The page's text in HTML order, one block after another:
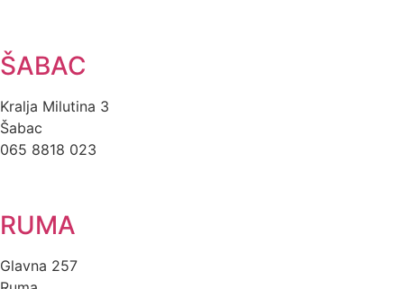
ŠABAC
Kralja Milutina 3
Šabac
065 8818 023
RUMA
Glavna 257